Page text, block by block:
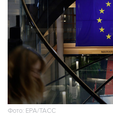
Фото: ЕРА/ТАСС